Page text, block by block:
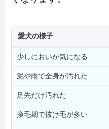
愛犬の様子
少しにおいが気になる
泥や雨で全身が汚れた
足先だけ汚れた
換毛期で抜け毛が多い